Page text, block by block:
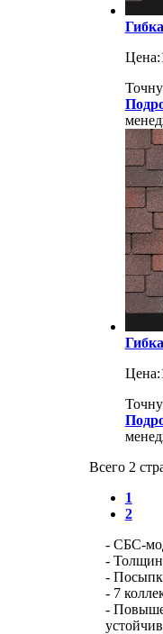
Цена:
Цена:
Всего 2
1
2
- СБС-
-
-
- 7
-